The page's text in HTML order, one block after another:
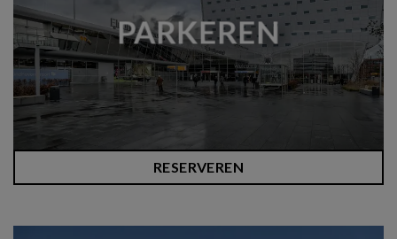
PARKEREN
RESERVEREN